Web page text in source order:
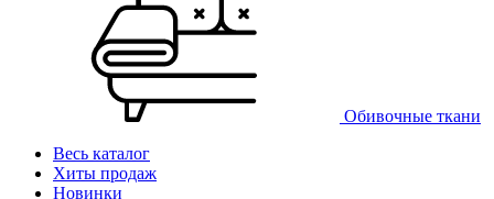
Обивочные ткани
Весь каталог
Хиты продаж
Новинки